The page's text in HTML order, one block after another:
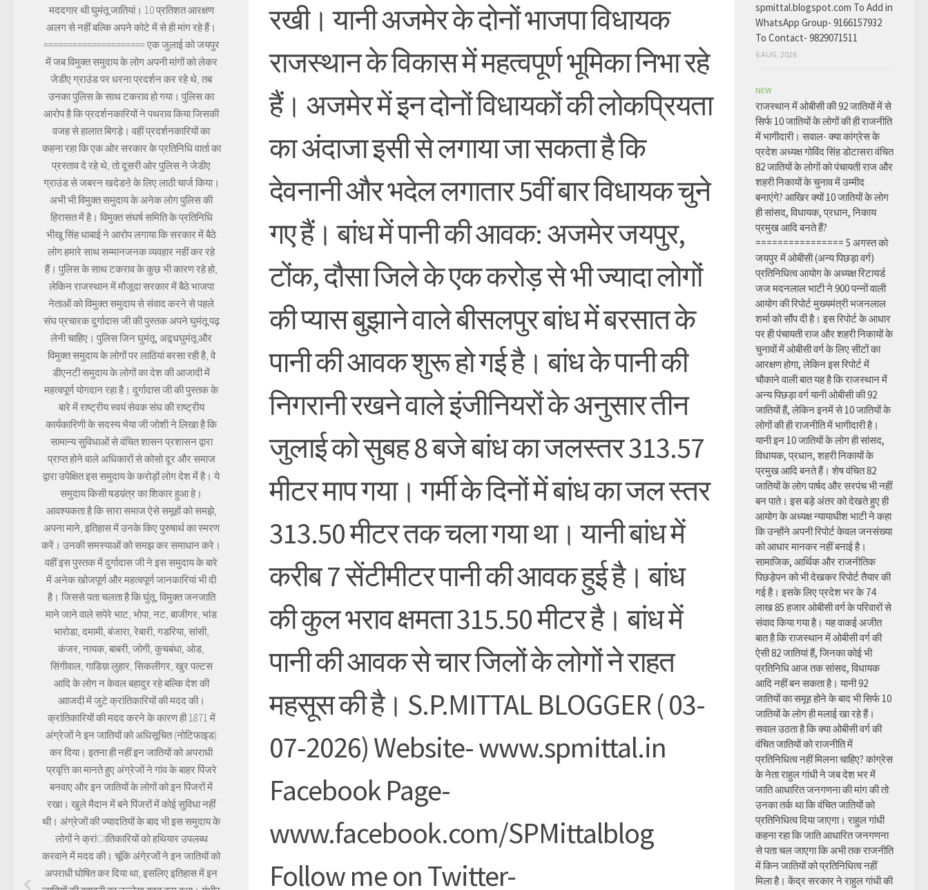
रखी। यानी अजमेर के दोनों भाजपा विधायक
राजस्थान के विकास में महत्वपूर्ण भूमिका निभा रहे
हैं। अजमेर में इन दोनों विधायकों की लोकप्रियता
का अंदाजा इसी से लगाया जा सकता है कि
देवनानी और भदेल लगातार 5वीं बार विधायक चुने
गए हैं। बांध में पानी की आवक: अजमेर जयपुर,
टोंक, दौसा जिले के एक करोड़ से भी ज्यादा लोगों
की प्यास बुझाने वाले बीसलपुर बांध में बरसात के
पानी की आवक शुरू हो गई है। बांध के पानी की
निगरानी रखने वाले इंजीनियरों के अनुसार तीन
जुलाई को सुबह 8 बजे बांध का जलस्तर 313.57
मीटर माप गया। गर्मी के दिनों में बांध का जल स्तर
313.50 मीटर तक चला गया था। यानी बांध में
करीब 7 सेंटीमीटर पानी की आवक हुई है। बांध
की कुल भराव क्षमता 315.50 मीटर है। बांध में
पानी की आवक से चार जिलों के लोगों ने राहत
महसूस की है। S.P.MITTAL BLOGGER ( 03-
07-2026) Website- www.spmittal.in
Facebook Page-
www.facebook.com/SPMittalblog
Follow me on Twitter-
मददगार थी घुमंतू जातियां। 10 प्रतिशत आरक्षण
अलग से नहीं बल्कि अपने कोटे में से ही मांग रहे हैं।
===================== एक जुलाई को जयपुर
में जब विमुक्त समुदाय के लोग अपनी मांगों को लेकर
जेडीए ग्राउंड पर धरना प्रदर्शन कर रहे थे, तब
उनका पुलिस के साथ टकराव हो गया। पुलिस का
आरोप है कि प्रदर्शनकारियों ने पथराव किया जिसकी
वजह से हालात बिगड़े। वहीं प्रदर्शनकारियों का
कहना रहा कि एक ओर सरकार के प्रतिनिधि वार्ता का
प्रस्ताव दे रहे थे, तो दूसरी ओर पुलिस ने जेडीए
ग्राउंड से जबरन खदेडऩे के लिए लाठी चार्ज किया।
अभी भी विमुक्त समुदाय के अनेक लोग पुलिस की
हिरासत में है। विमुक्त संघर्ष समिति के प्रतिनिधि
भीखू सिंह धाबाई ने आरोप लगाया कि सरकार में बैठे
लोग हमारे साथ सम्मानजनक व्यवहार नहीं कर रहे
हैं। पुलिस के साथ टकराव के कुछ भी कारण रहे हो,
लेकिन राजस्थान में मौजूदा सरकार में बैठे भाजपा
नेताओं को विमुक्त समुदाय से संवाद करने से पहले
संघ प्रचारक दुर्गादास जी की पुस्तक अपने घुमंतू पढ़
लेनी चाहिए। पुलिस जिन घुमंतू, अद्र्धघुमंतू और
विमुक्त समुदाय के लोगों पर लाठियां बरसा रही है, वे
डीएनटी समुदाय के लोगों का देश की आजादी में
महत्वपूर्ण योगदान रहा है। दुर्गादास जी की पुस्तक के
बारे में राष्ट्रीय स्वयं सेवक संघ की राष्ट्रीय
कार्यकारिणी के सदस्य भैया जी जोशी ने लिखा है कि
सामान्य सुविधाओं से वंचित शासन प्रशासन द्वारा
प्राप्त होने वाले अधिकारों से कोसो दूर और समाज
द्वारा उपेक्षित इस समुदाय के करोड़ों लोग देश में है। ये
समुदाय किसी षडय़ंत्र का शिकार हुआ हे।
आवश्यकता है कि सारा समाज ऐसे समूहों को समझे,
अपना माने, इतिहास में उनके किए पुरुषार्थ का स्मरण
करें। उनकी समस्याओं को समझ कर समाधान करे।
वहीं इस पुस्तक में दुर्गादास जी ने इस समुदाय के बारे
में अनेक खोजपूर्ण और महत्वपूर्ण जानकारियां भी दी
है। जिससे पता चलता है कि घुंतू, विमुक्त जनजाति
माने जाने वाले सपेरे भाट, भोपा, नट, बाजीगर, भांड
भारोडा, दमामी, बंजारा, रेबारी, गडरिया, सांसी,
कंजर, नायक, बाबरी, जोगी, कुचबंधा, ओड,
सिंगीवाल, गाडिय़ा लुहार, सिकलीगर, खुर पल्टस
आदि के लोग न केवल बहादुर रहे बल्कि देश की
आाजदी में जुटे क्रांतिकारियों की मदद की।
क्रांतिकारियों की मदद करने के कारण ही 1871 में
अंग्रेजों ने इन जातियों को अधिसूचित (नोटिफाइड)
कर दिया। इतना ही नहीं इन जातियों को अपराधी
प्रवृत्ति का मानते हुए अंग्रेजों ने गांव के बाहर पिंजरे
बनवाए और इन जातियों के लोगों को इन पिंजरों में
रखा। खुले मैदान में बने पिंजरों में कोई सुविधा नहीं
थी। अंग्रेजों की ज्यादतियों के बाद भी इस समुदाय के
लोगों ने क्रांातिकारियों को हथियार उपलब्ध
करवाने में मदद की। चूंकि अंगे्रजों ने इन जातियों को
अपराधी घोषित कर दिया था, इसलिए इतिहास में इन
spmittal.blogspot.com To Add in
WhatsApp Group- 9166157932
To Contact- 9829071511
6 AUG, 2026
NEW
राजस्थान में ओबीसी की 92 जातियों में से
सिर्फ 10 जातियों के लोगों की ही राजनीति
में भागीदारी। सवाल- क्या कांग्रेस के
प्रदेश अध्यक्ष गोविंद सिंह डोटासरा वंचित
82 जातियों के लोगों को पंचायती राज और
शहरी निकायों के चुनाव में उम्मीद
बनाएंगे? आखिर क्यों 10 जातियों के लोग
ही सांसद, विधायक, प्रधान, निकाय
प्रमुख आदि बनते हैं?
================ 5 अगस्त को
जयपुर में ओबीसी (अन्य पिछड़ा वर्ग)
प्रतिनिधित्व आयोग के अध्यक्ष रिटायर्ड
जज मदनलाल भाटी ने 900 पन्नों वाली
आयोग की रिपोर्ट मुख्यमंत्री भजनलाल
शर्मा को सौंप दी है। इस रिपोर्ट के आधार
पर ही पंचायती राज और शहरी निकायों के
चुनावों में ओबीसी वर्ग के लिए सीटों का
आरक्षण होगा, लेकिन इस रिपोर्ट में
चौकाने वाली बात यह है कि राजस्थान में
अन्य पिछड़ा वर्ग यानी ओबीसी की 92
जातियों हैं, लेकिन इनमें से 10 जातियों के
लोगों की ही राजनीति में भागीदारी है।
यानी इन 10 जातियों के लोग ही सांसद,
विधायक, प्रधान, शहरी निकायों के
प्रमुख आदि बनते हैं। शेष वंचित 82
जातियों के लोग पार्षद और सरपंच भी नहीं
बन पाते। इस बड़े अंतर को देखते हुए ही
आयोग के अध्यक्ष न्यायाधीश भाटी ने कहा
कि उन्होंने अपनी रिपोर्ट केवल जनसंख्या
को आधार मानकर नहीं बनाई है।
सामाजिक, आर्थिक और राजनीतिक
पिछड़ेपन को भी देखकर रिपोर्ट तैयार की
गई है। इसके लिए प्रदेश भर के 74
लाख 85 हजार ओबीसी वर्ग के परिवारों से
संवाद किया गया है। यह वाकई अजीत
बात है कि राजस्थान में ओबीसी वर्ग की
ऐसी 82 जातियां हैं, जिनका कोई भी
प्रतिनिधि आज तक सांसद, विधायक
आदि नहीं बन सकता है। यानी 92
जातियों का समूह होने के बाद भी सिर्फ 10
जातियों के लोग ही मलाई खा रहे हैं।
सवाल उठता है कि क्या ओबीसी वर्ग की
वंचित जातियों को राजनीति में
प्रतिनिधित्व नहीं मिलना चाहिए? कांग्रेस
के नेता राहुल गांधी ने जब देश भर में
जाति आधारित जनगणना की मांग की तो
उनका तर्क था कि वंचित जातियों को
प्रतिनिधित्व दिया जाएगा। राहुल गांधी
कहना रहा कि जाति आधारित जनगणना
से पता चल जाएगा कि अभी तक राजनीति
में किन जातियों को प्रतिनिधित्व नहीं
मिला है। केंद्र सरकार ने राहुल गांधी की